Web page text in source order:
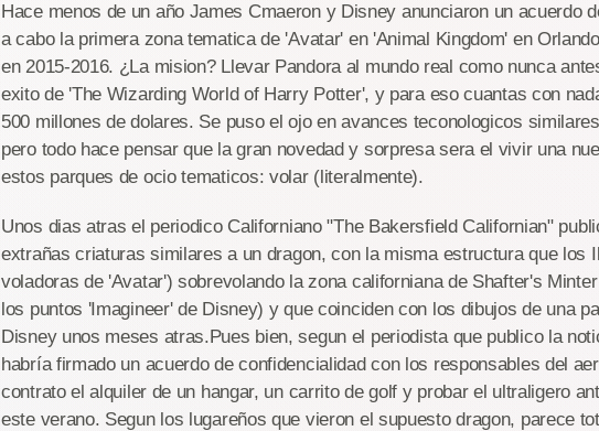
Hace menos de un año James Cmaeron y Disney anunciaron un acuerdo
a cabo la primera zona tematica de 'Avatar' en 'Animal Kingdom' en
en 2015-2016. ¿La mision? Llevar Pandora al mundo real como nunca
exito de 'The Wizarding World of Harry Potter', y para eso cuantas con
500 millones de dolares. Se puso el ojo en avances teconologicos
pero todo hace pensar que la gran novedad y sorpresa sera el vivir una
estos parques de ocio tematicos: volar (literalmente).
Unos dias atras el periodico Californiano "The Bakersfield Californian"
extrañas criaturas similares a un dragon, con la misma estructura que los
voladoras de 'Avatar') sobrevolando la zona californiana de Shafter's
los puntos 'Imagineer' de Disney) y que coinciden con los dibujos de una
Disney unos meses atras.Pues bien, segun el periodista que publico la
habría firmado un acuerdo de confidencialidad con los responsables del
contrato el alquiler de un hangar, un carrito de golf y probar el ultraligero
este verano. Segun los lugareños que vieron el supuesto dragon, parece